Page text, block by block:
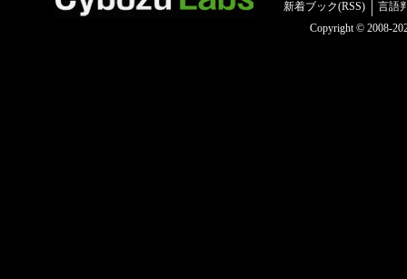
新着ブック(RSS)
言語
Copyright © 2008-